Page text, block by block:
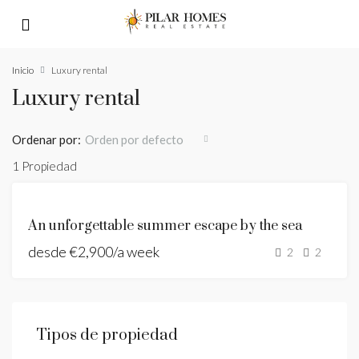
Inicio Luxury rental
Luxury rental
1 Propiedad
Ordenar por: Orden por defecto
ALQUILA
LUXURY
An unforgettable summer escape by the sea
desde€2,900/a week 2 2
Tipos de propiedad